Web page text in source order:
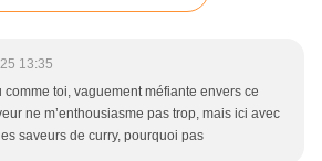
13:35
comme toi, vaguement méfiante envers ce
ne m’enthousiasme pas trop, mais ici avec
saveurs de curry, pourquoi pas